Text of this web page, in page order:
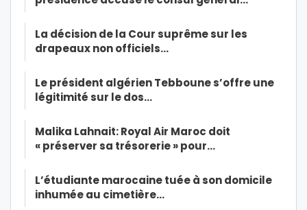
La décision de la Cour suprême sur les
drapeaux non officiels…
Le président algérien Tebboune s’offre une
légitimité sur le dos…
Malika Lahnait: Royal Air Maroc doit
« préserver sa trésorerie » pour…
L’étudiante marocaine tuée à son domicile
inhumée au cimetière…